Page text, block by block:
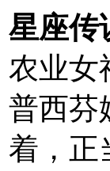
星座传
农业女
普西芬
着，正